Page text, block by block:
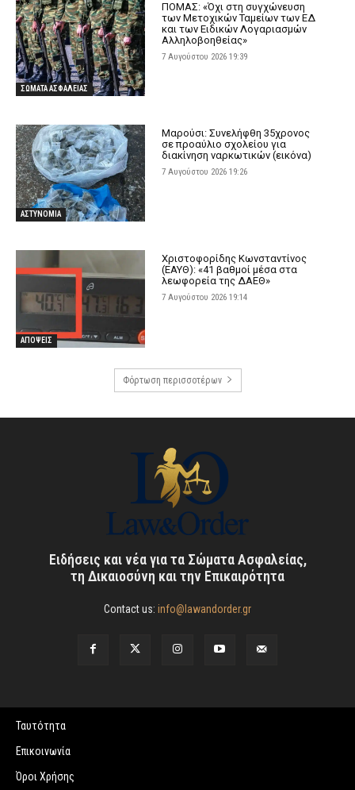
ΣΩΜΑΤΑ ΑΣΦΑΛΕΙΑΣ
ΠΟΜΑΣ: «Όχι στη συγχώνευση
των Μετοχικών Ταμείων των ΕΔ
και των Ειδικών Λογαριασμών
Αλληλοβοηθείας»
7 Αυγούστου 2026 19:39
ΑΣΤΥΝΟΜΙΑ
Μαρούσι: Συνελήφθη 35χρονος
σε προαύλιο σχολείου για
διακίνηση ναρκωτικών (εικόνα)
7 Αυγούστου 2026 19:26
ΑΠΟΨΕΙΣ
Χριστοφορίδης Κωνσταντίνος
(ΕΑΥΘ): «41 βαθμοί μέσα στα
λεωφορεία της ΔΑΕΘ»
7 Αυγούστου 2026 19:14
Φόρτωση περισσοτέρων
Ειδήσεις και νέα για τα Σώματα Ασφαλείας,
τη Δικαιοσύνη και την Επικαιρότητα
Contact us: info@lawandorder.gr
Ταυτότητα
Επικοινωνία
Όροι Χρήσης